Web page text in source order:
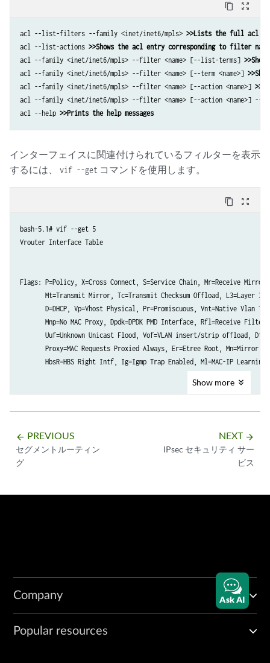
content_copy zoom_out_map
acl --list-filters --family <inet/inet6/mpls> >>Lists the full acl
acl --list-actions >>Shows the acl entry corresponding to filter name
acl --family <inet/inet6/mpls> --filter <name> [--list-terms]
acl --family <inet/inet6/mpls> --filter <name> [--term <name>]
acl --family <inet/inet6/mpls> --filter <name> [--action <name>]
acl --family <inet/inet6/mpls> --filter <name> [--action <name>] --
acl --help >>Prints the help messages
インターフェイスに関連付けられているフィルターを表示
するには、 vif --get コマンドを使用します。
content_copy zoom_out_map
bash-5.1# vif --get 5
Vrouter Interface Table
Flags: P=Policy, X=Cross Connect, S=Service Chain, Mr=Receive Mirror
Mt=Transmit Mirror, Tc=Transmit Checksum Offload, L3=Layer 3,
D=DHCP, Vp=Vhost Physical, Pr=Promiscuous, Vnt=Native Vlan
Mnp=No MAC Proxy, Dpdk=DPDK PMD Interface, Rfl=Receive
Uuf=Unknown Unicast Flood, Vof=VLAN insert/strip offload,
Proxy=MAC Requests Proxied Always, Er=Etree Root, Mn=Mirror
HbsR=HBS Right Intf, Ig=Igmp Trap Enabled, Ml=MAC-IP Learning
            Type:Physical HWaddr:02:8b:65:44:27:bd IPaddr:0.0.0.0
            Vrf:0 Mcast Vrf:0 Flags:L3L2Vof QOS:0 Ref:9
            RX device packets:8807  bytes:374638 errors:0
            RX port   packets:8806 errors:0
Fabric Interface: 0000:07:00.0  Status: UP  Driver:
            inet6 acl f1v6
Show more
arrow_backward PREVIOUS
セグメントルーティン
グ
NEXT arrow_forward
IPsec セキュリティ サー
ビス
Company
Popular resources
Ask AI